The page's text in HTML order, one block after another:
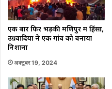
एक बार फिर भड़की मणिपुर में हिंसा,
उग्रवादियों ने एक गांव को बनाया
निशाना
अक्टूबर 19, 2024